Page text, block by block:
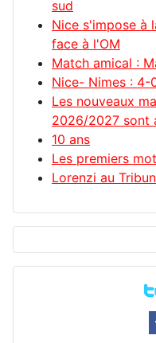
sud
Nice s'impose à
face à l'OM
Match amical :
Nice- Nimes : 4-
Les nouveaux
2026/2027 sont
10 ans
Les premiers
Lorenzi au